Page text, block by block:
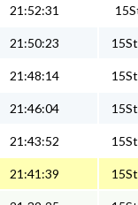
21:52:31
21:50:23
21:48:14
21:46:04
21:43:52
21:41:39